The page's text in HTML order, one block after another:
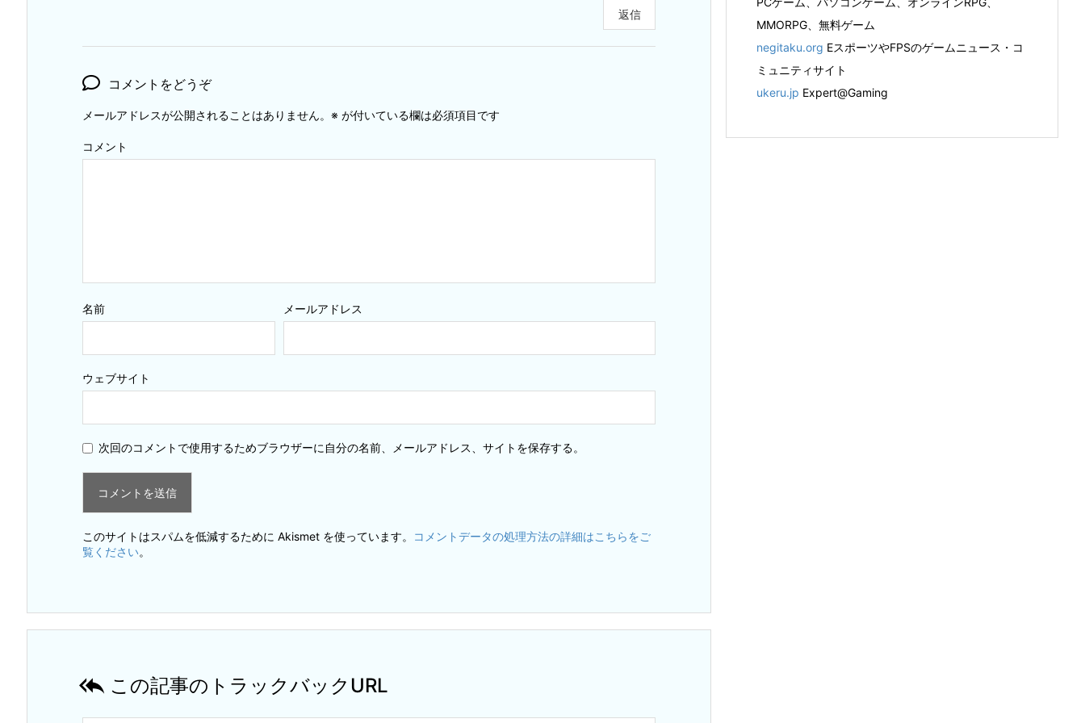
返信
コメントをどうぞ
メールアドレスが公開されることはありません。 ※ が付いている欄は必須項目です
コメント
名前 メールアドレス
ウェブサイト
次回のコメントで使用するためブラウザーに自分の名前、メールアドレス、サイトを保存する。
このサイトはスパムを低減するために Akismet を使っています。
コメントデータの処理方法の詳細はこちらをご
覧ください。
 この記事のトラックバックURL
MMORPG、無料ゲーム
negitaku.org EスポーツやFPSのゲームニュース・コ
ミュニティサイト
ukeru.jp Expert@Gaming